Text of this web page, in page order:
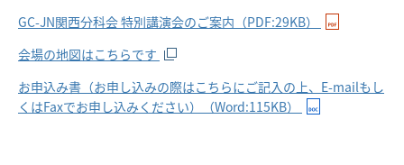
GC-JN関西分科会 特別講演会のご案内（PDF:29KB）
会場の地図はこちらです
お申込み書（お申し込みの際はこちらにご記入の上、E-mailもし
くはFaxでお申し込みください）（Word:115KB）